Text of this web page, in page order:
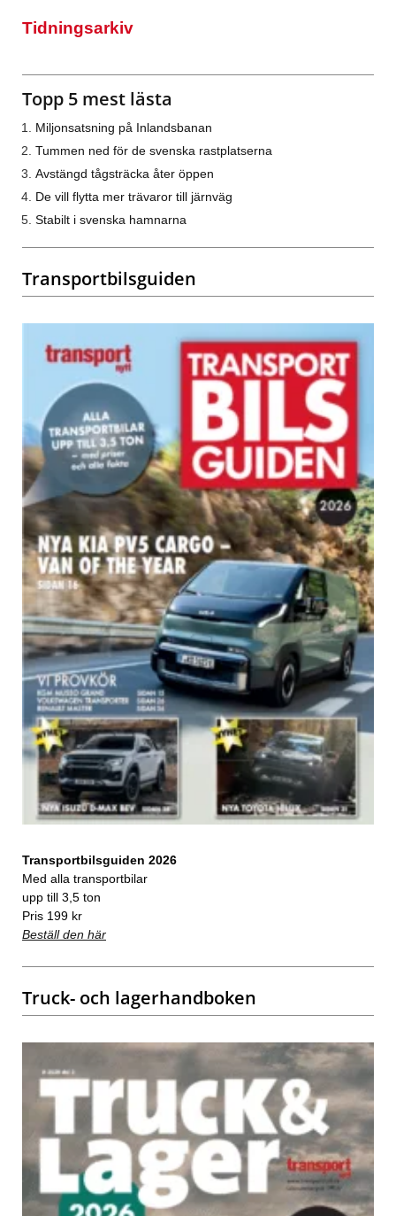
Tidningsarkiv
Topp 5 mest lästa
Miljonsatsning på Inlandsbanan
Tummen ned för de svenska rastplatserna
Avstängd tågsträcka åter öppen
De vill flytta mer trävaror till järnväg
Stabilt i svenska hamnarna
Transportbilsguiden
Transportbilsguiden 2026
Med alla transportbilar
upp till 3,5 ton
Pris 199 kr
Beställ den här
Truck- och lagerhandboken